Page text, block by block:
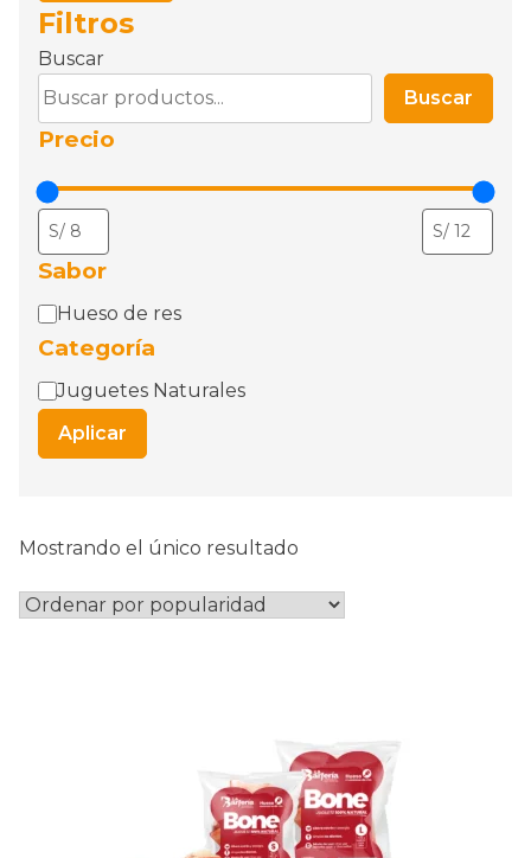
Filtros
Buscar
Buscar
Precio
Sabor
sabor
Hueso de res
Categoría
Categoría
Juguetes Naturales
Aplicar
Mostrando el único resultado